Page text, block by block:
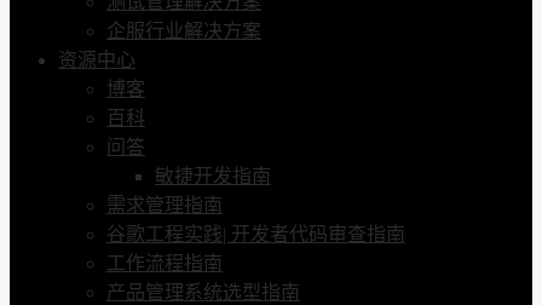
企服行业解决方案
资源中心
博客
百科
问答
敏捷开发指南
需求管理指南
谷歌工程实践| 开发者代码审查指南
工作流程指南
产品管理系统选型指南